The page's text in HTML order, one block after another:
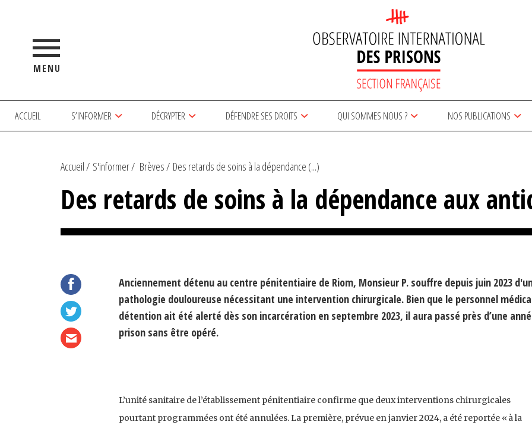
MENU
ACCUEIL S’INFORMER DÉCRYPTER DÉFENDRE SES DROITS QUI SOMMES NOUS ? NOS PUBLICATIONS
Accueil S'informer Brèves Des retards de soins à la dépendance (...)
Des retards de soins à la dépendance aux
Anciennement détenu au centre pénitentiaire de Riom, Monsieur P. souffre depuis juin 2023
pathologie douloureuse nécessitant une intervention chirurgicale. Bien que le personnel
détention ait été alerté dès son incarcération en septembre 2023, il aura passé près d’une
prison sans être opéré.
L’unité sanitaire de l’établissement pénitentiaire confirme que deux interventions chirurgicales
pourtant programmées ont été annulées. La première, prévue en janvier 2024, a été reportée « à la